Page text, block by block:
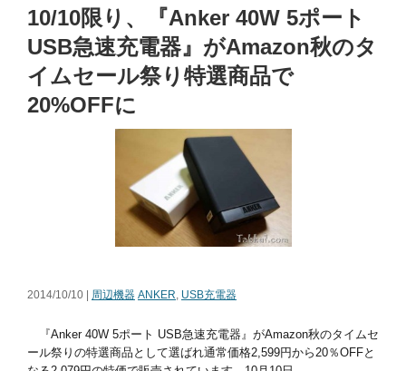
10/10限り、『Anker 40W 5ポート
USB急速充電器』がAmazon秋のタ
イムセール祭り特選商品で
20%OFFに
2014/10/10 | 周辺機器 ANKER, USB充電器
『Anker 40W 5ポート USB急速充電器』がAmazon秋のタイムセ
ール祭りの特選商品として選ばれ通常価格2,599円から20％OFFと